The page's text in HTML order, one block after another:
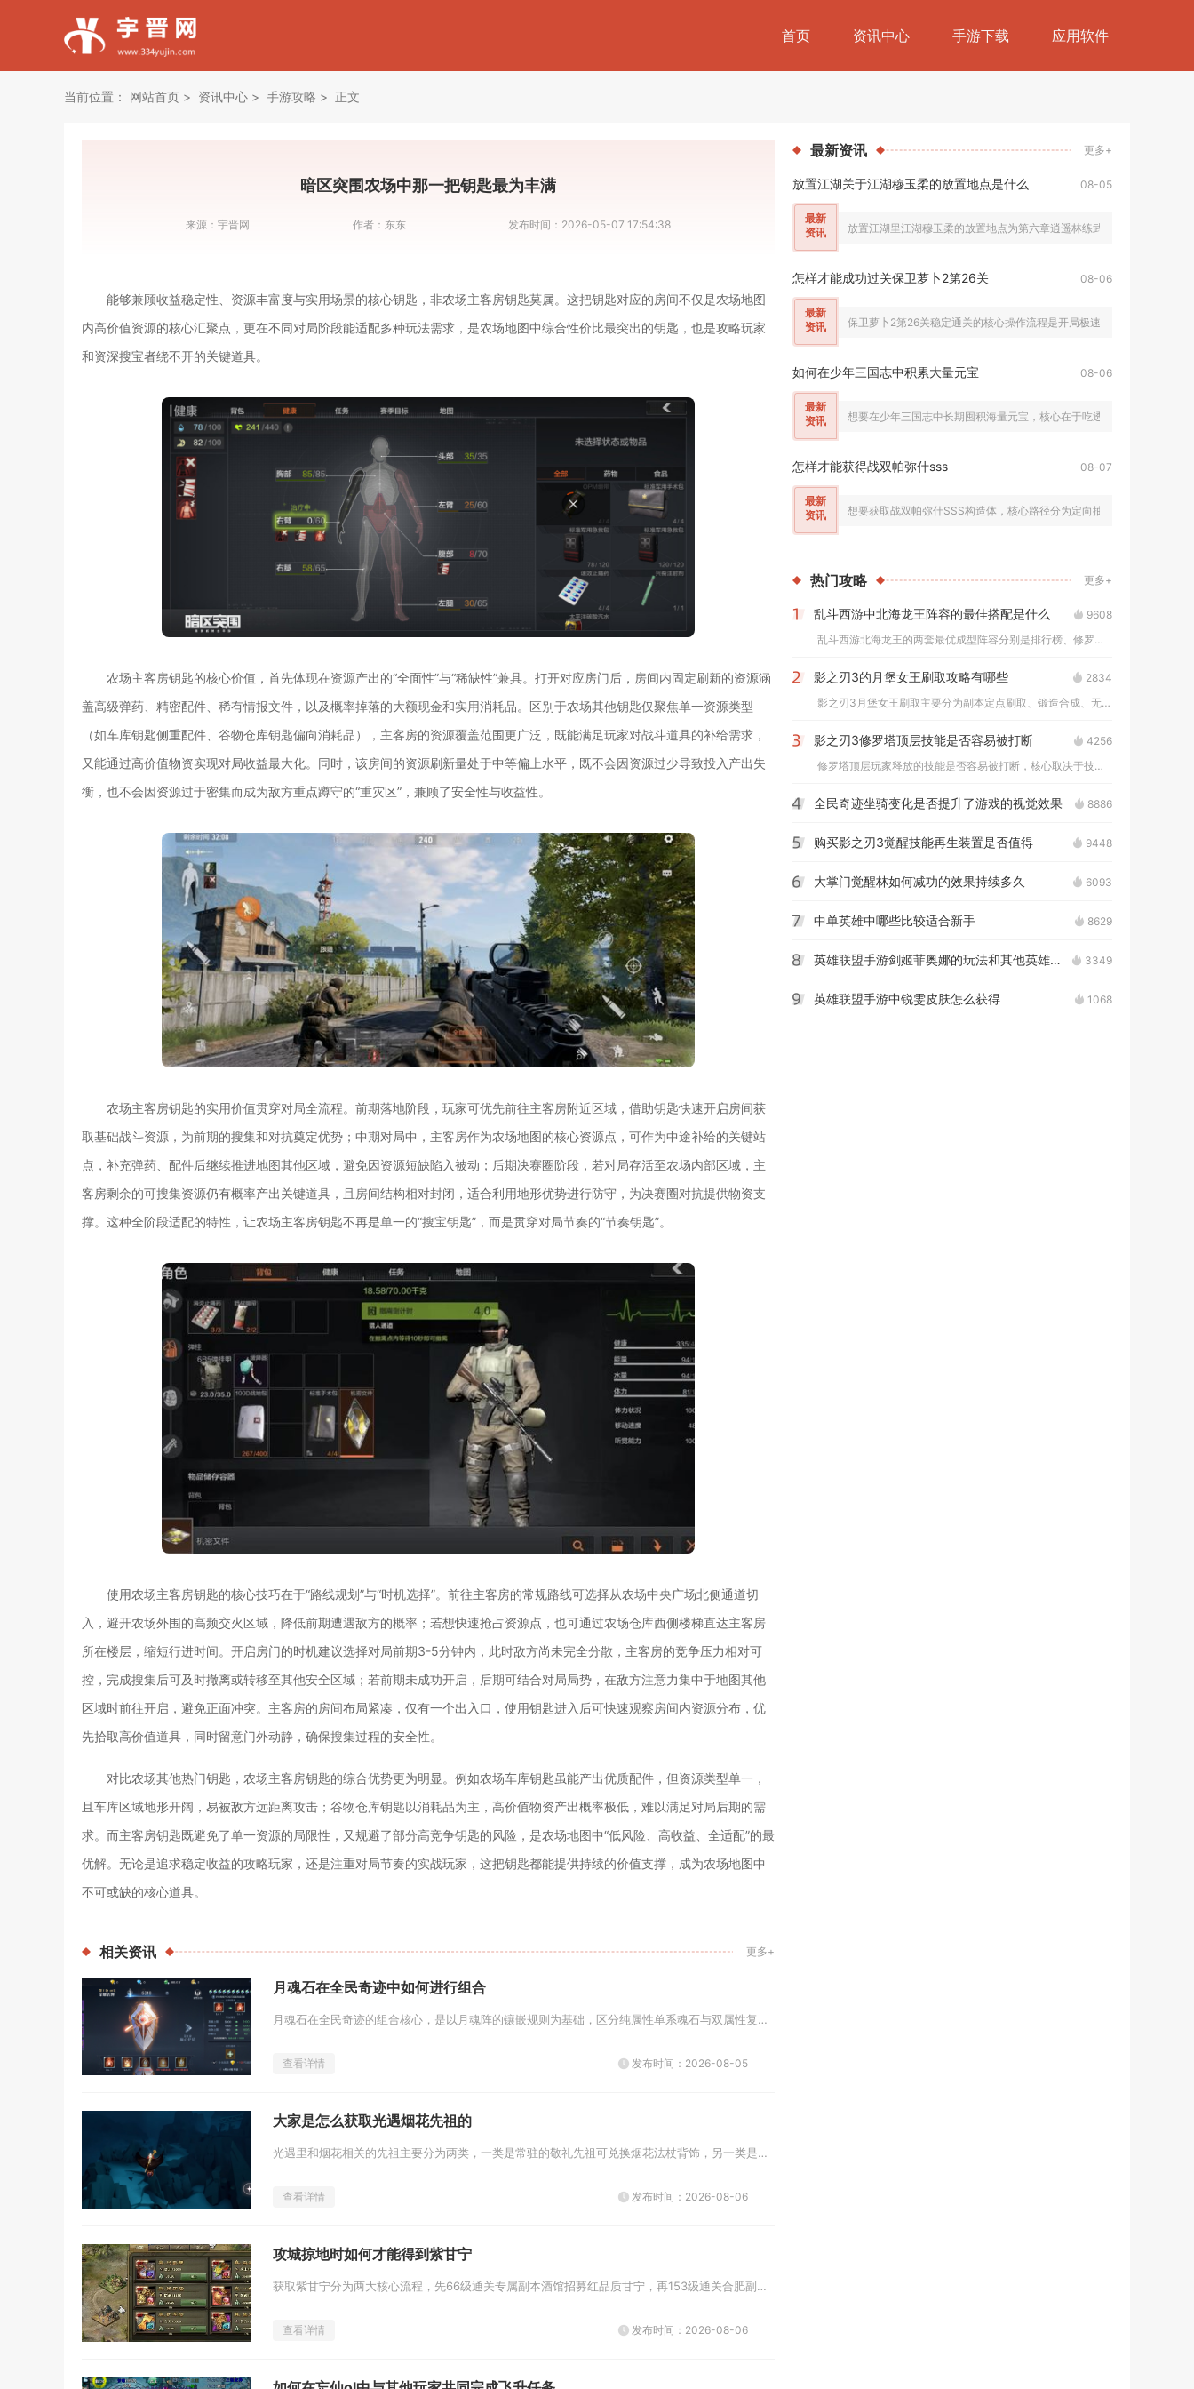
首页 资讯中心 手游下载 应用软件
当前位置： 网站首页 资讯中心 手游攻略 正文
暗区突围农场中那一把钥匙最为丰满
来源： 宇晋网 作者： 东东 发布时间： 2026-05-07 17:54:38
能够兼顾收益稳定性、资源丰富度与实用场景的核心钥匙，非农场主客房钥匙莫属。这把钥匙对应的房间不仅是农场地图
内高价值资源的核心汇聚点，更在不同对局阶段能适配多种玩法需求，是农场地图中综合性价比最突出的钥匙，也是攻略玩家
和资深搜宝者绕不开的关键道具。
农场主客房钥匙的核心价值，首先体现在资源产出的“全面性”与“稀缺性”兼具。打开对应房门后，房间内固定刷新的资源涵
盖高级弹药、精密配件、稀有情报文件，以及概率掉落的大额现金和实用消耗品。区别于农场其他钥匙仅聚焦单一资源类型
（如车库钥匙侧重配件、谷物仓库钥匙偏向消耗品），主客房的资源覆盖范围更广泛，既能满足玩家对战斗道具的补给需求，
又能通过高价值物资实现对局收益最大化。同时，该房间的资源刷新量处于中等偏上水平，既不会因资源过少导致投入产出失
衡，也不会因资源过于密集而成为敌方重点蹲守的“重灾区”，兼顾了安全性与收益性。
农场主客房钥匙的实用价值贯穿对局全流程。前期落地阶段，玩家可优先前往主客房附近区域，借助钥匙快速开启房间获
取基础战斗资源，为前期的搜集和对抗奠定优势；中期对局中，主客房作为农场地图的核心资源点，可作为中途补给的关键站
点，补充弹药、配件后继续推进地图其他区域，避免因资源短缺陷入被动；后期决赛圈阶段，若对局存活至农场内部区域，主
客房剩余的可搜集资源仍有概率产出关键道具，且房间结构相对封闭，适合利用地形优势进行防守，为决赛圈对抗提供物资支
撑。这种全阶段适配的特性，让农场主客房钥匙不再是单一的“搜宝钥匙”，而是贯穿对局节奏的“节奏钥匙”。
使用农场主客房钥匙的核心技巧在于“路线规划”与“时机选择”。前往主客房的常规路线可选择从农场中央广场北侧通道切
入，避开农场外围的高频交火区域，降低前期遭遇敌方的概率；若想快速抢占资源点，也可通过农场仓库西侧楼梯直达主客房
所在楼层，缩短行进时间。开启房门的时机建议选择对局前期3-5分钟内，此时敌方尚未完全分散，主客房的竞争压力相对可
控，完成搜集后可及时撤离或转移至其他安全区域；若前期未成功开启，后期可结合对局局势，在敌方注意力集中于地图其他
区域时前往开启，避免正面冲突。主客房的房间布局紧凑，仅有一个出入口，使用钥匙进入后可快速观察房间内资源分布，优
先拾取高价值道具，同时留意门外动静，确保搜集过程的安全性。
对比农场其他热门钥匙，农场主客房钥匙的综合优势更为明显。例如农场车库钥匙虽能产出优质配件，但资源类型单一，
且车库区域地形开阔，易被敌方远距离攻击；谷物仓库钥匙以消耗品为主，高价值物资产出概率极低，难以满足对局后期的需
求。而主客房钥匙既避免了单一资源的局限性，又规避了部分高竞争钥匙的风险，是农场地图中“低风险、高收益、全适配”的最
优解。无论是追求稳定收益的攻略玩家，还是注重对局节奏的实战玩家，这把钥匙都能提供持续的价值支撑，成为农场地图中
不可或缺的核心道具。
相关资讯 更多+
月魂石在全民奇迹中如何进行组合
月魂石在全民奇迹的组合核心，是以月魂阵的镶嵌规则为基础，区分纯属性单系魂石与双属性复合型魂石，按照职业定位拆分输出、生存...
查看详情 发布时间：2026-08-05
大家是怎么获取光遇烟花先祖的
光遇里和烟花相关的先祖主要分为两类，一类是常驻的敬礼先祖可兑换烟花法杖背饰，另一类是霞谷指尖烟花旅行先祖可解锁烟花动作，...
查看详情 发布时间：2026-08-06
攻城掠地时如何才能得到紫甘宁
获取紫甘宁分为两大核心流程，先66级通关专属副本酒馆招募红品质甘宁，再153级通关合肥副本拿到惊澜刀完成品质升阶，辅以资...
查看详情 发布时间：2026-08-06
最新资讯 更多+
放置江湖关于江湖穆玉柔的放置地点是什么 08-05
最新
资讯
放置江湖里江湖穆玉柔的放置地点为第六章逍遥林练武场，该NPC只会
怎样才能成功过关保卫萝卜2第26关 08-06
最新
资讯
保卫萝卜2第26关稳定通关的核心操作流程是开局极速解锁全部太阳花
如何在少年三国志中积累大量元宝 08-06
最新
资讯
想要在少年三国志中长期囤积海量元宝，核心在于吃透所有固定产出渠
怎样才能获得战双帕弥什sss 08-07
最新
资讯
想要获取战双帕弥什SSS构造体，核心路径分为定向抽卡补齐同名本体
热门攻略 更多+
乱斗西游中北海龙王阵容的最佳搭配是什么
9608
乱斗西游北海龙王的两套最优成型阵容分别是排行榜、修罗对战通用...
2 影之刃3的月堡女王刷取攻略有哪些
2834
影之刃3月堡女王刷取主要分为副本定点刷取、锻造合成、无尽劫境...
3 影之刃3修罗塔顶层技能是否容易被打断
4256
修罗塔顶层玩家释放的技能是否容易被打断，核心取决于技能自带霸...
4 全民奇迹坐骑变化是否提升了游戏的视觉效果 8886
5 购买影之刃3觉醒技能再生装置是否值得 9448
6 大掌门觉醒林如何减功的效果持续多久 6093
7 中单英雄中哪些比较适合新手 8629
8 英雄联盟手游剑姬菲奥娜的玩法和其他英雄有何不同 3349
9 英雄联盟手游中锐雯皮肤怎么获得 1068